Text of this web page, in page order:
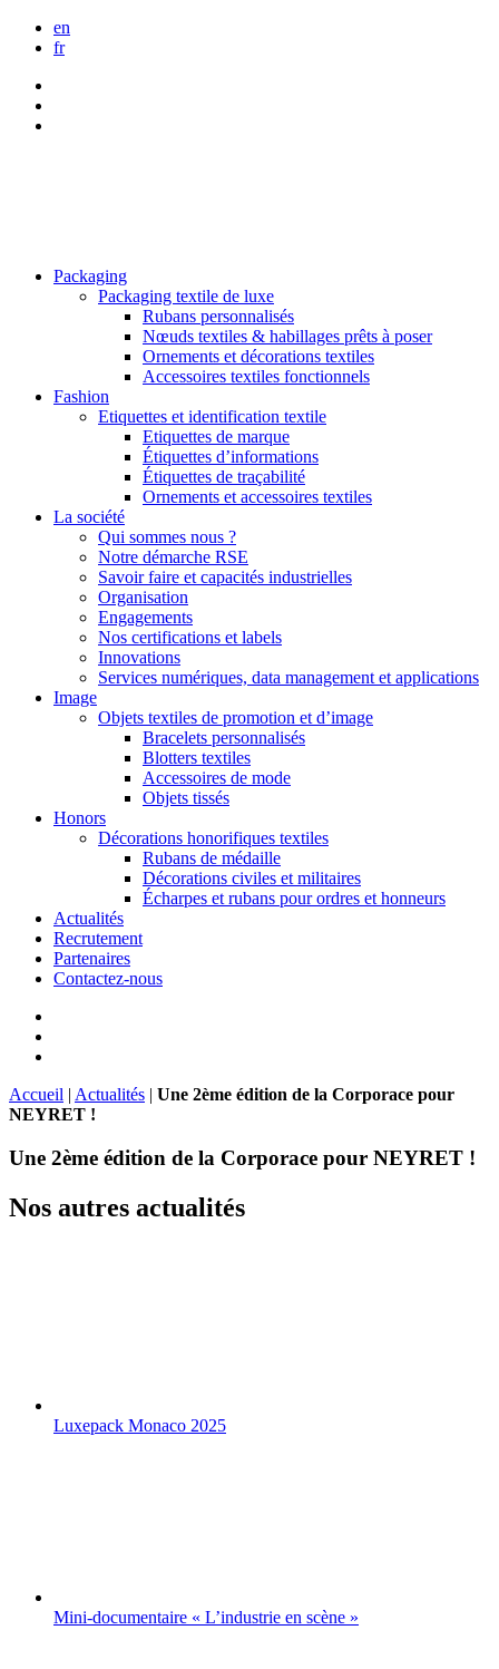
en
fr
Packaging
Packaging textile de luxe
Rubans personnalisés
Nœuds textiles & habillages prêts à poser
Ornements et décorations textiles
Accessoires textiles fonctionnels
Fashion
Etiquettes et identification textile
Etiquettes de marque
Étiquettes d’informations
Étiquettes de traçabilité
Ornements et accessoires textiles
La société
Qui sommes nous ?
Notre démarche RSE
Savoir faire et capacités industrielles
Organisation
Engagements
Nos certifications et labels
Innovations
Services numériques, data management et applications
Image
Objets textiles de promotion et d’image
Bracelets personnalisés
Blotters textiles
Accessoires de mode
Objets tissés
Honors
Décorations honorifiques textiles
Rubans de médaille
Décorations civiles et militaires
Écharpes et rubans pour ordres et honneurs
Actualités
Recrutement
Partenaires
Contactez-nous
Accueil | Actualités | Une 2ème édition de la Corporace pour
NEYRET !
Une 2ème édition de la Corporace pour NEYRET !
Nos autres actualités
Luxepack Monaco 2025
Mini-documentaire « L’industrie en scène »